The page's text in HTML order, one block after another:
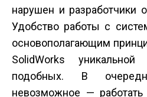
нарушен и разработчики
Удобство работы с
основополагающим
SolidWorks
подобных. В
невозможное —